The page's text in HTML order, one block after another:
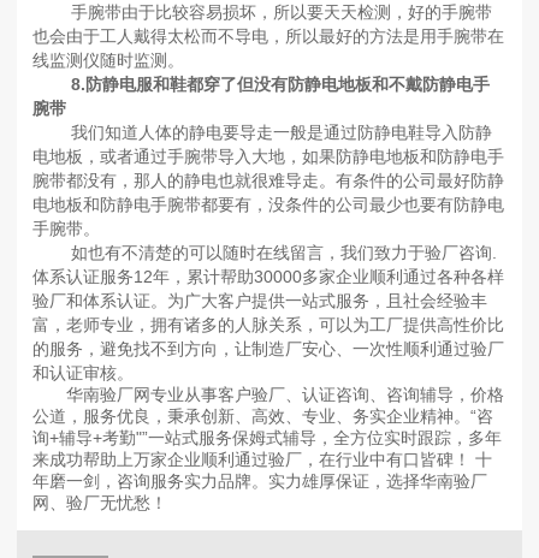
手腕带由于比较容易损坏，所以要天天检测，好的手腕带
也会由于工人戴得太松而不导电，所以最好的方法是用手腕带在
线监测仪随时监测。
8.防静电服和鞋都穿了但没有防静电地板和不戴防静电手
腕带
我们知道人体的静电要导走一般是通过防静电鞋导入防静
电地板，或者通过手腕带导入大地，如果防静电地板和防静电手
腕带都没有，那人的静电也就很难导走。有条件的公司最好防静
电地板和防静电手腕带都要有，没条件的公司最少也要有防静电
手腕带。
如也有不清楚的可以随时在线留言，我们致力于验厂咨询.
体系认证服务12年，累计帮助30000多家企业顺利通过各种各样
验厂和体系认证。为广大客户提供一站式服务，且社会经验丰
富，老师专业，拥有诸多的人脉关系，可以为工厂提供高性价比
的服务，避免找不到方向，让制造厂安心、一次性顺利通过验厂
和认证审核。
华南验厂网专业从事客户验厂、认证咨询、咨询辅导，价格
公道，服务优良，秉承创新、高效、专业、务实企业精神。“咨
询+辅导+考勤"”一站式服务保姆式辅导，全方位实时跟踪，多年
来成功帮助上万家企业顺利通过验厂，在行业中有口皆碑！ 十
年磨一剑，咨询服务实力品牌。实力雄厚保证，选择华南验厂
网、验厂无忧愁！